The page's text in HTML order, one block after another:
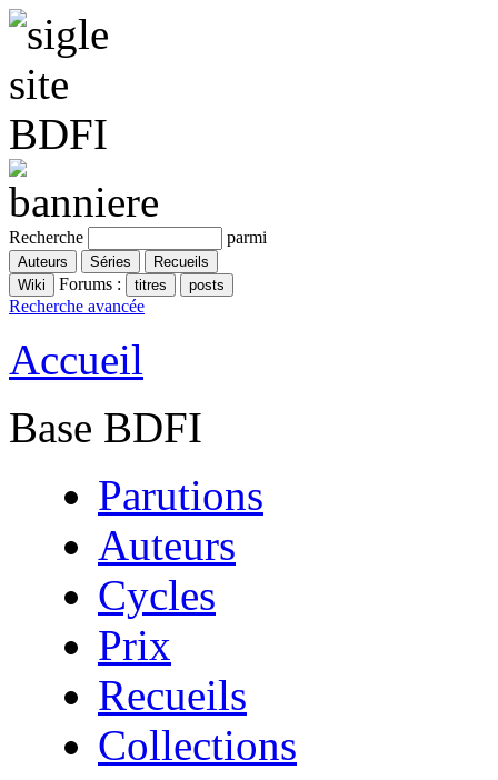
Recherche parmi
Forums :
Recherche avancée
Accueil
Base BDFI
Parutions
Auteurs
Cycles
Prix
Recueils
Collections